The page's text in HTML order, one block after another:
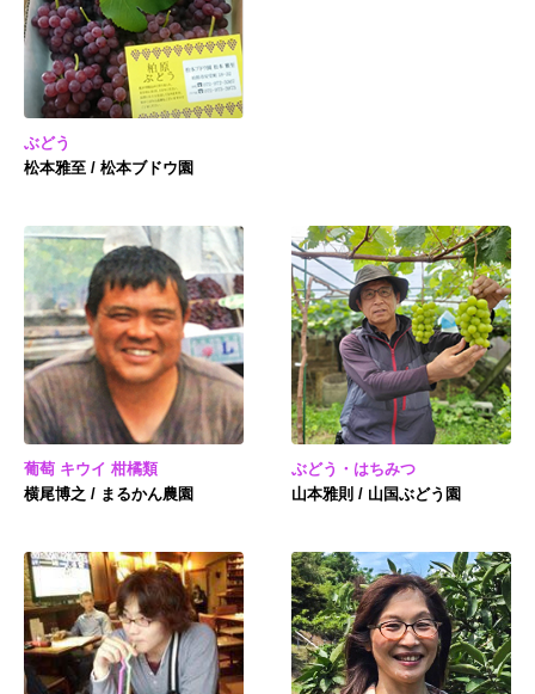
ぶどう
松本雅至 / 松本ブドウ園
葡萄 キウイ 柑橘類
横尾博之 / まるかん農園
ぶどう・はちみつ
山本雅則 / 山国ぶどう園